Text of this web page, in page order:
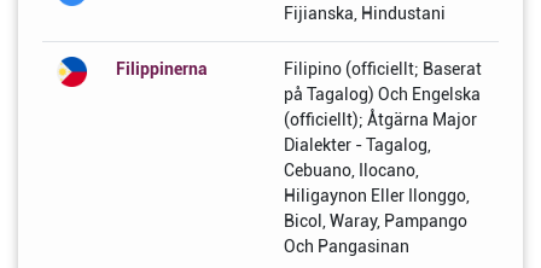
Fijianska, Hindustani
Filippinerna
Filipino (officiellt; Baserat
på Tagalog) Och Engelska
(officiellt); Åtgärna Major
Dialekter - Tagalog,
Cebuano, Ilocano,
Hiligaynon Eller Ilonggo,
Bicol, Waray, Pampango
Och Pangasinan